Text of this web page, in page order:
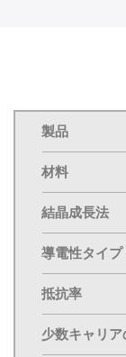
製品
材料
結晶成長法
導電性タイプ
抵抗率
少数キャリア